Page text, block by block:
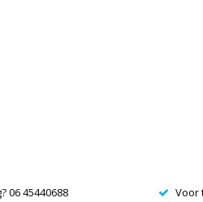
06 45440688 Voor